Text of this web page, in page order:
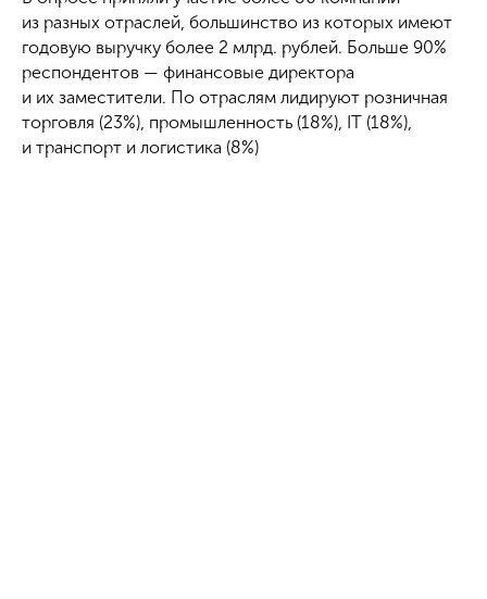
из разных отраслей, большинство из которых имеют
годовую выручку более 2 млрд. рублей. Больше 90%
респондентов — финансовые директора
и их заместители. По отраслям лидируют розничная
торговля (23%), промышленность (18%), IT (18%),
и транспорт и логистика (8%)